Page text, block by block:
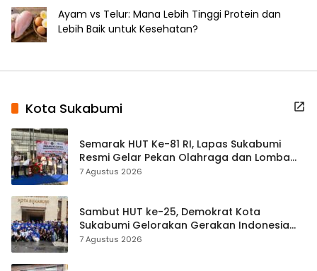
Ayam vs Telur: Mana Lebih Tinggi Protein dan
Lebih Baik untuk Kesehatan?
Kota Sukabumi
Semarak HUT Ke-81 RI, Lapas Sukabumi
Resmi Gelar Pekan Olahraga dan Lomba
Tradisional
7 Agustus 2026
Sambut HUT ke-25, Demokrat Kota
Sukabumi Gelorakan Gerakan Indonesia
ASRI Lewat Aksi Bersih Masjid Agung
7 Agustus 2026